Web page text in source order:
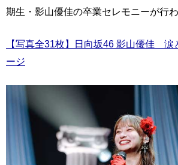
期生・影山優佳の卒業セレモニーが行わ
【写真全31枚】日向坂46 影山優佳 涙
ージ